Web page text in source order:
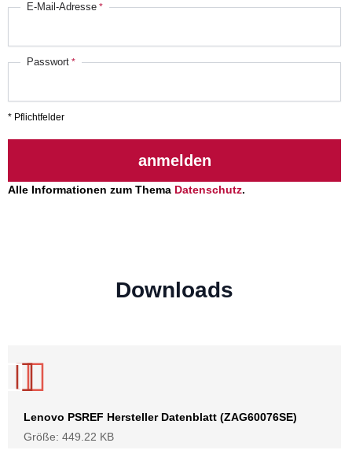
E-Mail-Adresse
Passwort
* Pflichtfelder
anmelden
Alle Informationen zum Thema Datenschutz.
Downloads
Lenovo PSREF Hersteller Datenblatt (ZAG60076SE)
Größe: 449.22 KB